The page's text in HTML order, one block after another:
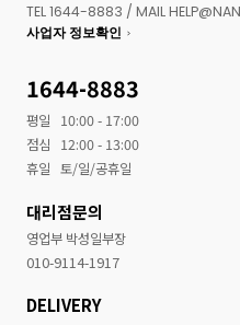
TEL 1644-8883 / MAIL
사업자 정보확인
1644-8883
평일
10:00 - 17:00
점심
12:00 - 13:00
휴일 토/일/공휴일
대리점문의
영업부 박성일부장
010-9114-1917
DELIVERY